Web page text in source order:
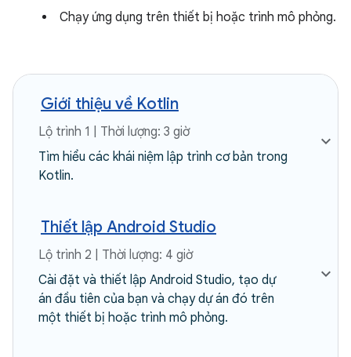
Chạy ứng dụng trên thiết bị hoặc trình mô phỏng.
Giới thiệu về Kotlin
Lộ trình 1 | Thời lượng: 3 giờ
Tìm hiểu các khái niệm lập trình cơ bản trong
Kotlin.
Thiết lập Android Studio
Lộ trình 2 | Thời lượng: 4 giờ
Cài đặt và thiết lập Android Studio, tạo dự
án đầu tiên của bạn và chạy dự án đó trên
một thiết bị hoặc trình mô phỏng.